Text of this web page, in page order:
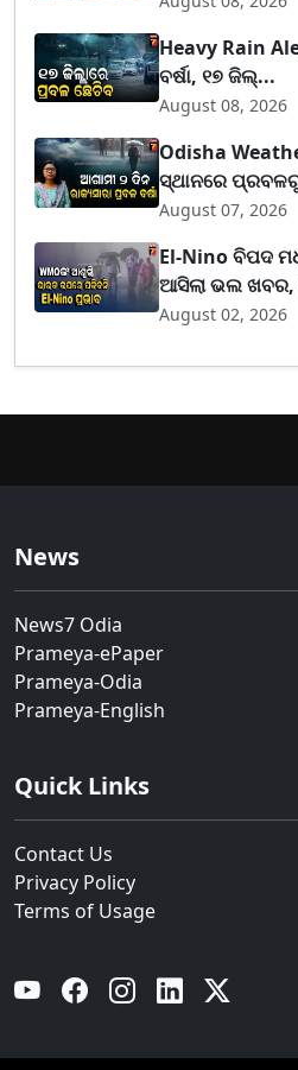
Heavy Rain
ବର୍ଷା, ୧୭ ଜିଲ୍...
August 08, 2026
Odisha
ସ୍ଥାନରେ
August 07, 2026
El-Nino ବିପଦ
ଆସିଲା ଭଲ ଖବର,
August 02, 2026
News
News7 Odia
Prameya-ePaper
Prameya-Odia
Prameya-English
Quick Links
Contact Us
Privacy Policy
Terms of Usage
YouTube Facebook Instagram Linkedin